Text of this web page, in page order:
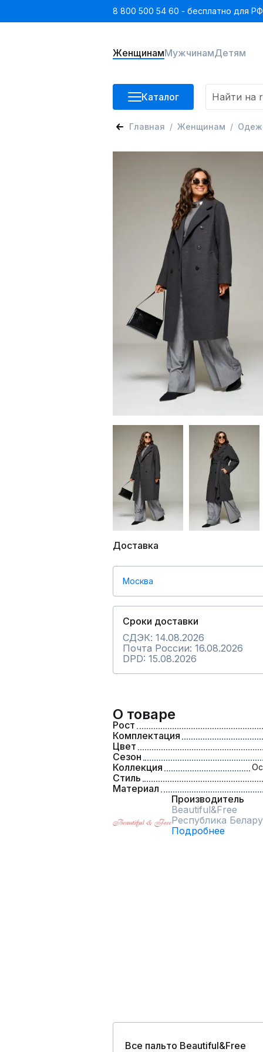
8 800 500 54 60 - бесплатно для РФ
ЖенщинамМужчинамДетям
Каталог
Главная Женщинам
Доставка
Москва
Сроки доставки
СДЭК: 14.08.2026
Почта России: 16.08.2026
DPD: 15.08.2026
О товаре
Рост
Комплектация
Цвет
Сезон
Коллекция
Стиль
Материал
Производитель
Beautiful&Free
Республика
Подробнее
Все пальто Beautiful&Free